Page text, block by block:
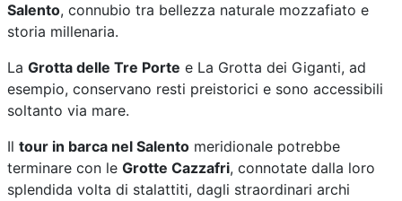
Salento, connubio tra bellezza naturale mozzafiato e
storia millenaria.
La Grotta delle Tre Porte e La Grotta dei Giganti, ad
esempio, conservano resti preistorici e sono accessibili
soltanto via mare.
Il tour in barca nel Salento meridionale potrebbe
terminare con le Grotte Cazzafri, connotate dalla loro
splendida volta di stalattiti, dagli straordinari archi